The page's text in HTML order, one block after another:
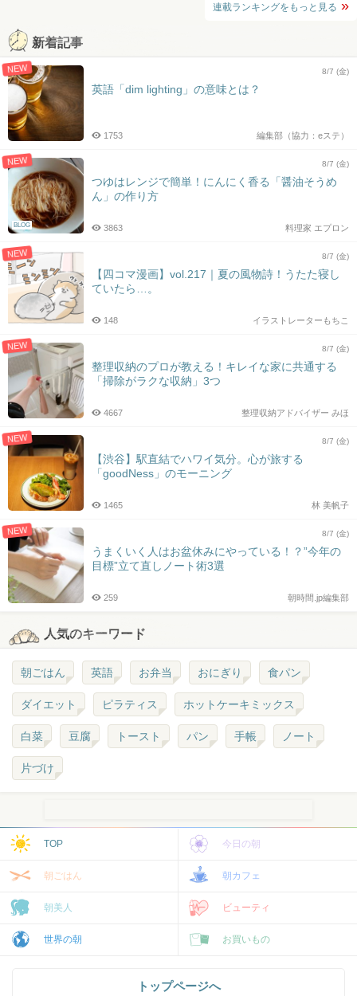
連載ランキングをもっと見る
新着記事
NEW 8/7 (金)
英語「dim lighting」の意味とは？
編集部（協力：eステ）
1753
NEW
BLOG
8/7 (金)
つゆはレンジで簡単！にんにく香る「醤油そうめ
ん」の作り方
料理家 エプロン
3863
NEW 8/7 (金)
【四コマ漫画】vol.217｜夏の風物詩！うたた寝し
ていたら…。
イラストレーターもちこ
148
NEW 8/7 (金)
整理収納のプロが教える！キレイな家に共通する
「掃除がラクな収納」3つ
整理収納アドバイザー みほ
4667
NEW 8/7 (金)
【渋谷】駅直結でハワイ気分。心が旅する
「goodNess」のモーニング
林 美帆子
1465
NEW 8/7 (金)
うまくいく人はお盆休みにやっている！？”今年の
目標”立て直しノート術3選
朝時間.jp編集部
259
人気のキーワード
朝ごはん 英語 お弁当 おにぎり 食パン
ダイエット ピラティス ホットケーキミックス
白菜 豆腐 トースト パン 手帳 ノート
片づけ
TOP 今日の朝
朝ごはん 朝カフェ
朝美人 ビューティ
世界の朝 お買いもの
トップページへ